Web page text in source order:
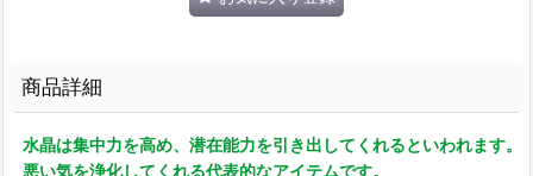
商品詳細
水晶は集中力を高め、潜在能力を引き出してくれるといわれます。
悪い気を浄化してくれる代表的なアイテムです。